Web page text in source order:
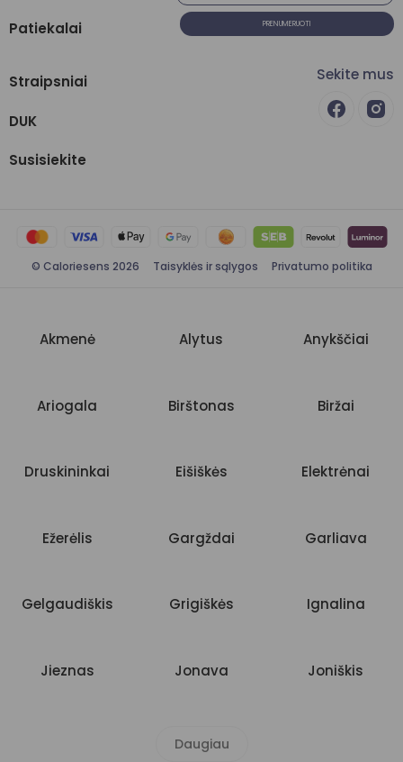
Patiekalai
Straipsniai
DUK
Susisiekite
PRENUMERUOTI
Sekite mus
© Caloriesens 2026 Taisyklės ir sąlygos Privatumo politika
Akmenė Alytus Anykščiai
Ariogala Birštonas Biržai
Druskininkai Eišiškės Elektrėnai
Ežerėlis Gargždai Garliava
Gelgaudiškis Grigiškės Ignalina
Jieznas Jonava Joniškis
Daugiau